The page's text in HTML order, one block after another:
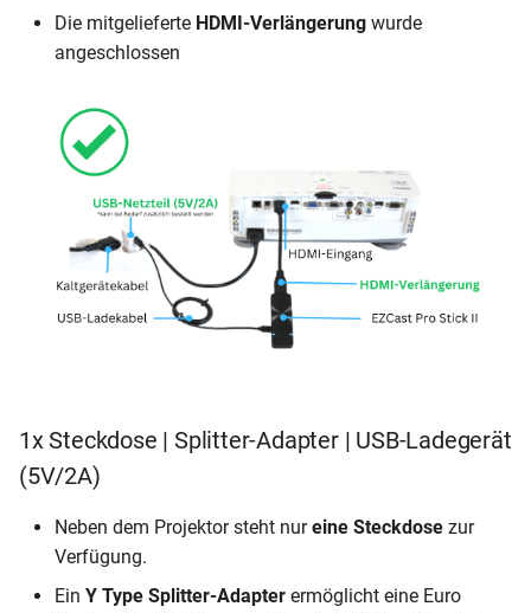
Die mitgelieferte HDMI-Verlängerung wurde
angeschlossen
1x Steckdose | Splitter-Adapter | USB-Ladegerät
(5V/2A)
Neben dem Projektor steht nureine Steckdose zur
Verfügung.
Ein Y Type Splitter-Adapter ermöglicht eine Euro